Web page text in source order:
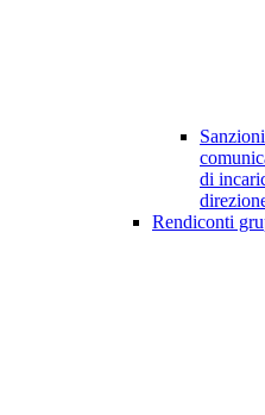
di
Rendiconti